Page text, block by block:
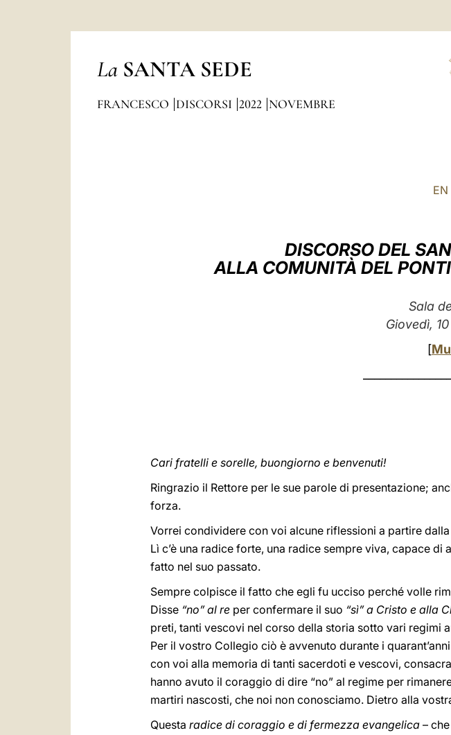
La SANTA SEDE
FRANCESCO DISCORSI 2022 NOVEMBRE
EN
DISCORSO DEL
ALLA COMUNITÀ DEL
Sala
Giovedì,
[
Cari fratelli e sorelle, buongiorno e benvenuti!
Ringrazio il Rettore per le sue parole di presentazione;
forza.
Vorrei condividere con voi alcune riflessioni a partire
Lì c’è una radice forte, una radice sempre viva, capace
fatto nel suo passato.
Sempre colpisce il fatto che egli fu ucciso perché volle
Disse “no” al re per confermare il suo “sì” a Cristo e alla
preti, tanti vescovi nel corso della storia sotto vari regimi
Per il vostro Collegio ciò è avvenuto durante i
con voi alla memoria di tanti sacerdoti e vescovi,
hanno avuto il coraggio di dire “no” al regime per
martiri nascosti, che noi non conosciamo. Dietro alla
Questa radice di coraggio e di fermezza evangelica –